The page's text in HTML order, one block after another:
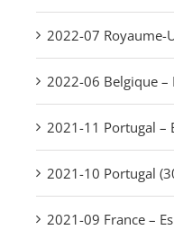
2022-07 Royaume-
2022-06 Belgique –
2021-11 Portugal –
2021-10 Portugal
2021-09 France –